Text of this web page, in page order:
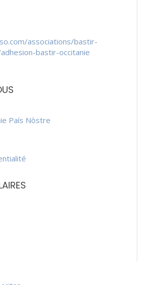
associations/bastir-
bastir-occitanie
País Nòstre